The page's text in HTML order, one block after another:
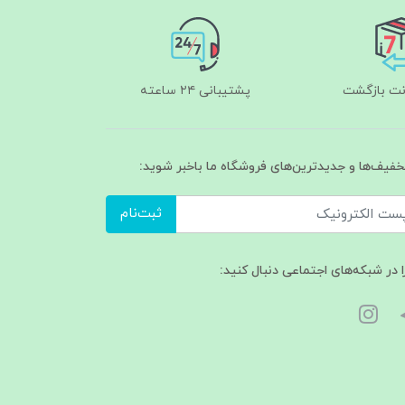
پشتیبانی ۲۴ ساعته
و جدیدترین‌های فروشگاه ما باخبر شوید:
ثبت‌نام
در شبکه‌های اجتماعی دنبال کنید: